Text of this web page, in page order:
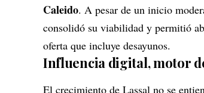
Caleido. A pesar de un inicio
consolidó su viabilidad y permitió
oferta que incluye desayunos.
Influencia digital, motor
El crecimiento de Lassal no se